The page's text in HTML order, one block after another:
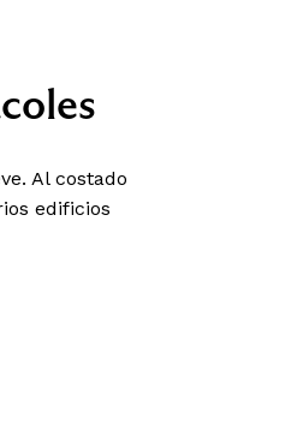
Al costado
edificios